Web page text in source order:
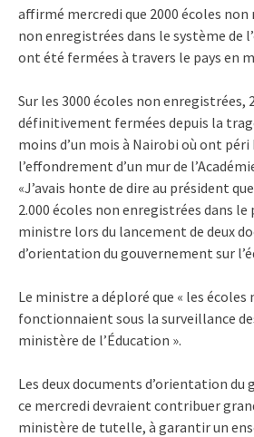
affirmé mercredi que 2000 écoles
non enregistrées dans le système de
ont été fermées à travers le pays en
Sur les 3000 écoles non enregistrées,
définitivement fermées depuis la
moins d’un mois à Nairobi où ont
l’effondrement d’un mur de
«J’avais honte de dire au président
2.000 écoles non enregistrées dans le
ministre lors du lancement de deux
d’orientation du gouvernement sur
Le ministre a déploré que « les
fonctionnaient sous la surveillance
ministère de l’Éducation ».
Les deux documents d’orientation du
ce mercredi devraient contribuer
ministère de tutelle, à garantir un